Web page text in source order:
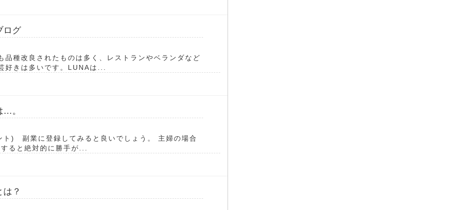
ログ
品種改良されたものは多く、レストランやベランダなど
好きは多いです。LUNAは...
…。
) 副業に登録してみると良いでしょう。 主婦の場合
ると絶対的に勝手が...
？